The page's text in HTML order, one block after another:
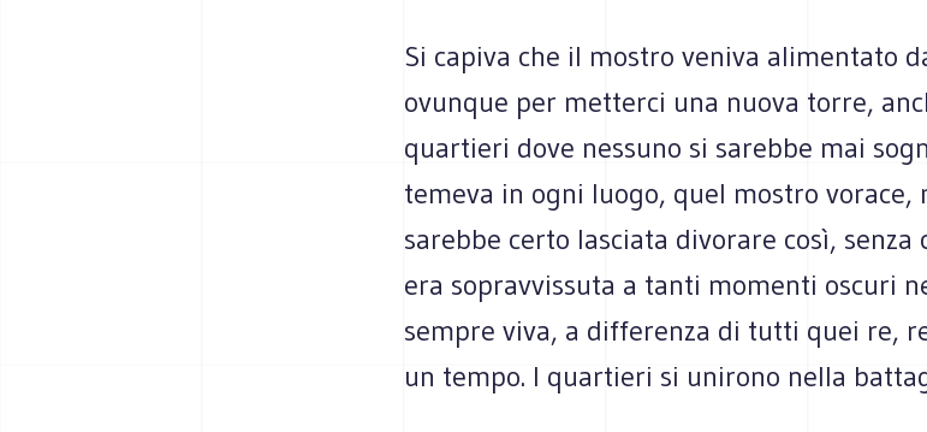
Si capiva che il mostro veniva alimentato
ovunque per metterci una nuova torre,
quartieri dove nessuno si sarebbe mai
temeva in ogni luogo, quel mostro vorace,
sarebbe certo lasciata divorare così,
era sopravvissuta a tanti momenti oscuri
sempre viva, a differenza di tutti quei re,
un tempo. I quartieri si unirono nella